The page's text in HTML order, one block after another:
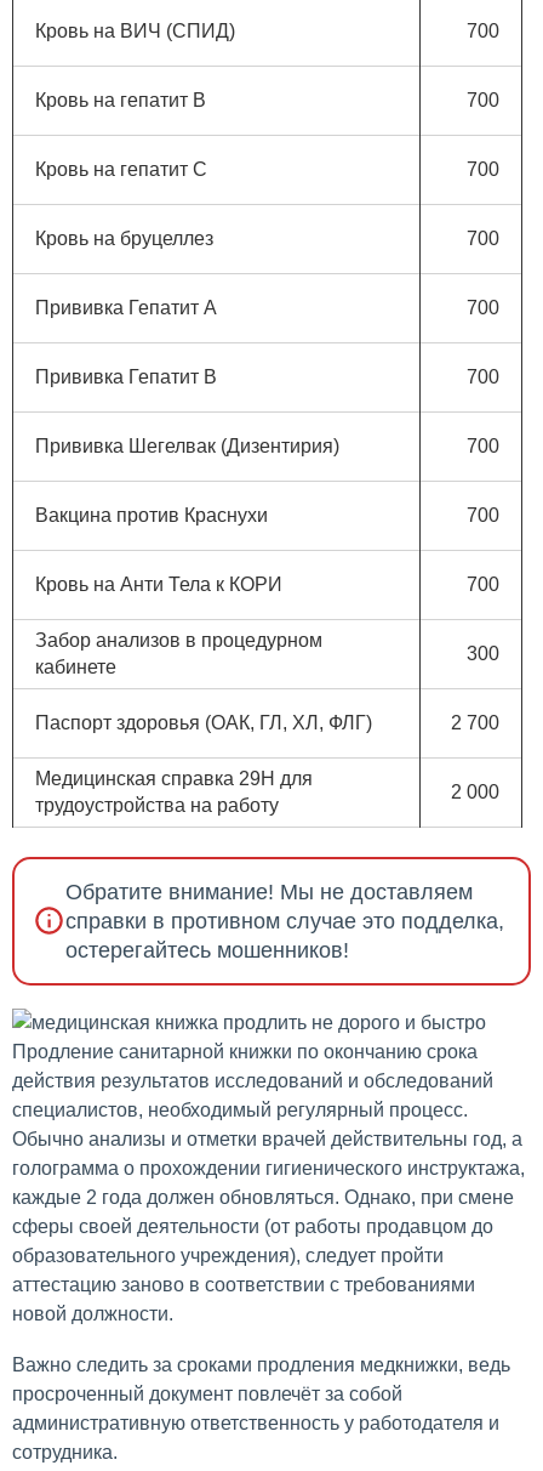
Кровь на ВИЧ (СПИД) 700
Кровь на гепатит В 700
Кровь на гепатит С 700
Кровь на бруцеллез 700
Прививка Гепатит А 700
Прививка Гепатит B 700
Прививка Шегелвак (Дизентирия) 700
Вакцина против Краснухи 700
Кровь на Анти Тела к КОРИ 700
Забор анализов в процедурном
кабинете
300
Паспорт здоровья (ОАК, ГЛ, ХЛ, ФЛГ) 2 700
Медицинская справка 29Н для
трудоустройства на работу
2 000
Обратите внимание! Мы не доставляем
справки в противном случае это подделка,
остерегайтесь мошенников!
Продление санитарной книжки по окончанию срока
действия результатов исследований и обследований
специалистов, необходимый регулярный процесс.
Обычно анализы и отметки врачей действительны год, а
голограмма о прохождении гигиенического инструктажа,
каждые 2 года должен обновляться. Однако, при смене
сферы своей деятельности (от работы продавцом до
образовательного учреждения), следует пройти
аттестацию заново в соответствии с требованиями
новой должности.
Важно следить за сроками продления медкнижки, ведь
просроченный документ повлечёт за собой
административную ответственность у работодателя и
сотрудника.